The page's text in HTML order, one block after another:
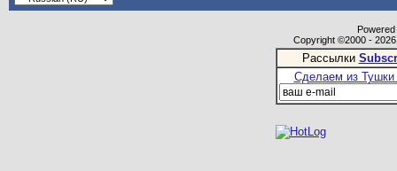
Copyright ©2000 -
Рассылки
Сделаем из Тушки